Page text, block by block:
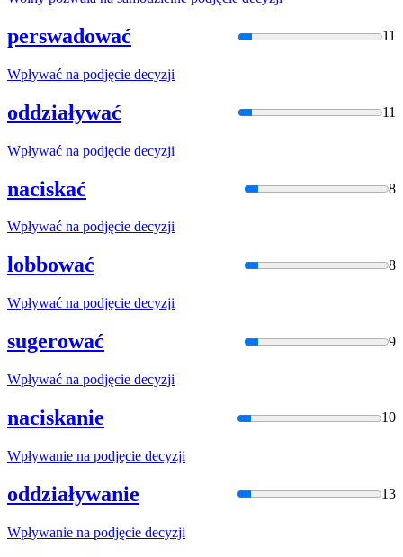
perswadować 11
Wpływać na podjęcie decyzji
oddziaływać 11
Wpływać na podjęcie decyzji
naciskać 8
Wpływać na podjęcie decyzji
lobbować 8
Wpływać na podjęcie decyzji
sugerować 9
Wpływać na podjęcie decyzji
naciskanie 10
Wpływanie na podjęcie decyzji
oddziaływanie 13
Wpływanie na podjęcie decyzji